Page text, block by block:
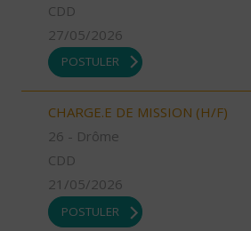
CDD
27/05/2026
POSTULER
CHARGE.E DE MISSION (H/F)
26 - Drôme
CDD
21/05/2026
POSTULER